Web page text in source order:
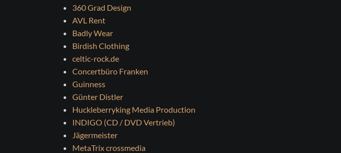
360 Grad Design
AVL Rent
Badly Wear
Birdish Clothing
celtic-rock.de
Concertbüro Franken
Guinness
Günter Distler
Huckleberryking Media Production
INDIGO (CD / DVD Vertrieb)
Jägermeister
MetaTrix crossmedia